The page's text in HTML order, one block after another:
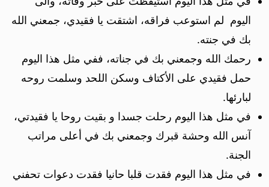
اليوم لم استوعب فراقه، اشتقت يا فقيدي، جمعني الله
بك في جنته.
رحمك الله وجمعني بك في جناته، ففي مثل هذا اليوم
حمل فقيدي على الأكتاف وسكن اللحد وسلمت روحه
لبارئها.
في مثل هذا اليوم رحلت جسدا و بقيت روحا يا فقيدتي،
آنس الله وحشة قبرك وجمعني بك في أعلى مراتب
الجنة.
في مثل هذا اليوم فقدت قلبا حانيا فقدت دعوات تحفني